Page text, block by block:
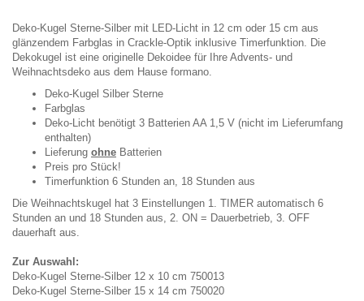
Deko-Kugel Sterne-Silber mit LED-Licht in 12 cm oder 15 cm aus
glänzendem Farbglas in Crackle-Optik inklusive Timerfunktion. Die
Dekokugel ist eine originelle Dekoidee für Ihre Advents- und
Weihnachtsdeko aus dem Hause formano.
Deko-Kugel Silber Sterne
Farbglas
Deko-Licht benötigt 3 Batterien AA 1,5 V (nicht im Lieferumfang
enthalten)
Lieferung ohne Batterien
Preis pro Stück!
Timerfunktion 6 Stunden an, 18 Stunden aus
Die Weihnachtskugel hat 3 Einstellungen 1. TIMER automatisch 6
Stunden an und 18 Stunden aus, 2. ON = Dauerbetrieb, 3. OFF
dauerhaft aus.
Zur Auswahl:
Deko-Kugel Sterne-Silber 12 x 10 cm 750013
Deko-Kugel Sterne-Silber 15 x 14 cm 750020